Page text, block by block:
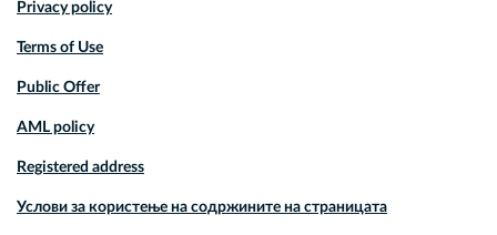
Privacy policy
Terms of Use
Public Offer
AML policy
Registered address
Услови за користење на содржините на страницата